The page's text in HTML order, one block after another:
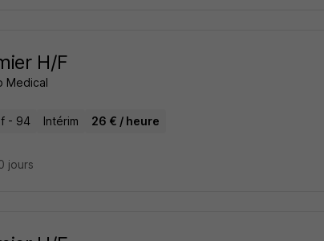
H/F
Medical
- 94 Intérim 26 € / heure
jours